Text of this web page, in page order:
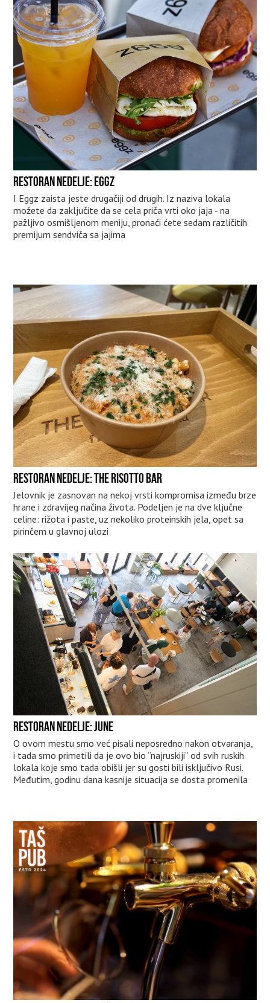
RESTORAN NEDELJE: EGGZ
I Eggz zaista jeste drugačiji od drugih. Iz naziva lokala
možete da zaključite da se cela priča vrti oko jaja - na
pažljivo osmišljenom meniju, pronaći ćete sedam različitih
premijum sendviča sa jajima
RESTORAN NEDELJE: THE RISOTTO BAR
Jelovnik je zasnovan na nekoj vrsti kompromisa između brze
hrane i zdravijeg načina života. Podeljen je na dve ključne
celine: rižota i paste, uz nekoliko proteinskih jela, opet sa
pirinčem u glavnoj ulozi
RESTORAN NEDELJE: JUNE
O ovom mestu smo već pisali neposredno nakon otvaranja,
i tada smo primetili da je ovo bio “najruskiji” od svih ruskih
lokala koje smo tada obišli jer su gosti bili isključivo Rusi.
Međutim, godinu dana kasnije situacija se dosta promenila